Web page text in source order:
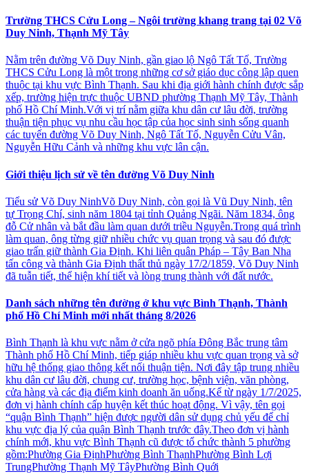
Trường THCS Cửu Long – Ngôi trường khang trang tại 02 Võ
Duy Ninh, Thạnh Mỹ Tây
Nằm trên đường Võ Duy Ninh, gần giao lộ Ngô Tất Tố, Trường
THCS Cửu Long là một trong những cơ sở giáo dục công lập quen
thuộc tại khu vực Bình Thạnh. Sau khi địa giới hành chính được sắp
xếp, trường hiện trực thuộc UBND phường Thạnh Mỹ Tây, Thành
phố Hồ Chí Minh.Với vị trí nằm giữa khu dân cư lâu đời, trường
thuận tiện phục vụ nhu cầu học tập của học sinh sinh sống quanh
các tuyến đường Võ Duy Ninh, Ngô Tất Tố, Nguyễn Cửu Vân,
Nguyễn Hữu Cảnh và những khu vực lân cận.
Giới thiệu lịch sử về tên đường Võ Duy Ninh
Tiểu sử Võ Duy NinhVõ Duy Ninh, còn gọi là Vũ Duy Ninh, tên
tự Trọng Chí, sinh năm 1804 tại tỉnh Quảng Ngãi. Năm 1834, ông
đỗ Cử nhân và bắt đầu làm quan dưới triều Nguyễn.Trong quá trình
làm quan, ông từng giữ nhiều chức vụ quan trọng và sau đó được
giao trấn giữ thành Gia Định. Khi liên quân Pháp – Tây Ban Nha
tấn công và thành Gia Định thất thủ ngày 17/2/1859, Võ Duy Ninh
đã tuẫn tiết, thể hiện khí tiết và lòng trung thành với đất nước.
Danh sách những tên đường ở khu vực Bình Thạnh, Thành
phố Hồ Chí Minh mới nhất tháng 8/2026
Bình Thạnh là khu vực nằm ở cửa ngõ phía Đông Bắc trung tâm
Thành phố Hồ Chí Minh, tiếp giáp nhiều khu vực quan trọng và sở
hữu hệ thống giao thông kết nối thuận tiện. Nơi đây tập trung nhiều
khu dân cư lâu đời, chung cư, trường học, bệnh viện, văn phòng,
cửa hàng và các địa điểm kinh doanh ăn uống.Kể từ ngày 1/7/2025,
đơn vị hành chính cấp huyện kết thúc hoạt động. Vì vậy, tên gọi
“quận Bình Thạnh” hiện được người dân sử dụng chủ yếu để chỉ
khu vực địa lý của quận Bình Thạnh trước đây.Theo đơn vị hành
chính mới, khu vực Bình Thạnh cũ được tổ chức thành 5 phường
gồm:Phường Gia ĐịnhPhường Bình ThạnhPhường Bình Lợi
TrungPhường Thạnh Mỹ TâyPhường Bình Quới